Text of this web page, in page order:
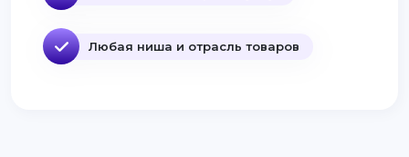
Любая ниша и отрасль товаров